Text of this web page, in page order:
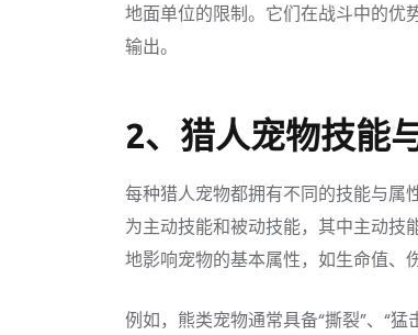
地面单位的限制。它们在战斗中的优
输出。
2、猎人宠物技能
每种猎人宠物都拥有不同的技能与属
为主动技能和被动技能，其中主动技
地影响宠物的基本属性，如生命值、
例如，熊类宠物通常具备“撕裂”、“